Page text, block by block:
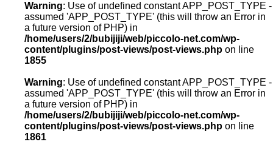
Warning: Use of undefined constant APP_POST_TYPE -
assumed 'APP_POST_TYPE' (this will throw an Error in
a future version of PHP) in
/home/users/2/bubijiji/web/piccolo-net.com/wp-
content/plugins/post-views/post-views.php on line
1855
Warning: Use of undefined constant APP_POST_TYPE -
assumed 'APP_POST_TYPE' (this will throw an Error in
a future version of PHP) in
/home/users/2/bubijiji/web/piccolo-net.com/wp-
content/plugins/post-views/post-views.php on line
1861